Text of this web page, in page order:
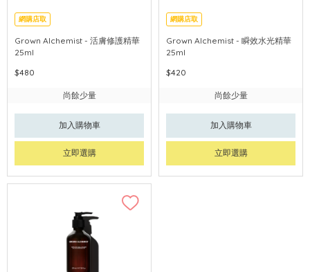
網購店取
Grown Alchemist - 活膚修護精華
25ml
$480
尚餘少量
加入購物車
立即選購
網購店取
Grown Alchemist - 瞬效水光精華
25ml
$420
尚餘少量
加入購物車
立即選購